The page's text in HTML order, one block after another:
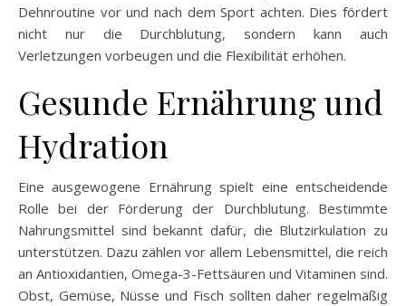
Dehnroutine vor und nach dem Sport achten. Dies fördert
nicht nur die Durchblutung, sondern kann auch
Verletzungen vorbeugen und die Flexibilität erhöhen.
Gesunde Ernährung und
Hydration
Eine ausgewogene Ernährung spielt eine entscheidende
Rolle bei der Förderung der Durchblutung. Bestimmte
Nahrungsmittel sind bekannt dafür, die Blutzirkulation zu
unterstützen. Dazu zählen vor allem Lebensmittel, die reich
an Antioxidantien, Omega-3-Fettsäuren und Vitaminen sind.
Obst, Gemüse, Nüsse und Fisch sollten daher regelmäßig